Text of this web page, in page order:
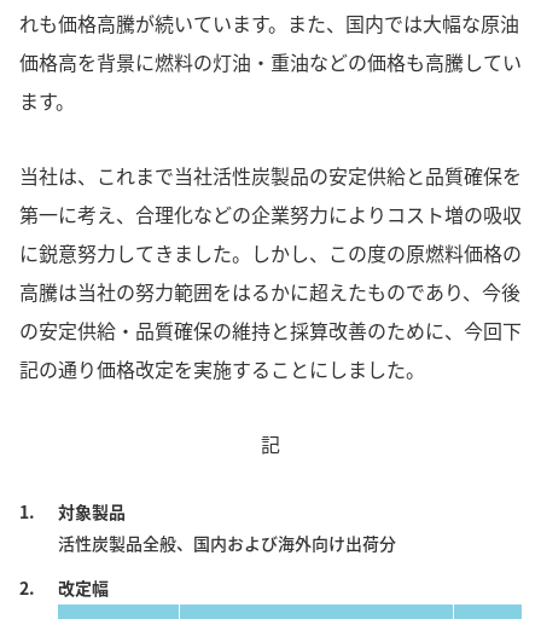
れも価格高騰が続いています。また、国内では大幅な原油
価格高を背景に燃料の灯油・重油などの価格も高騰してい
ます。
当社は、これまで当社活性炭製品の安定供給と品質確保を
第一に考え、合理化などの企業努力によりコスト増の吸収
に鋭意努力してきました。しかし、この度の原燃料価格の
高騰は当社の努力範囲をはるかに超えたものであり、今後
の安定供給・品質確保の維持と採算改善のために、今回下
記の通り価格改定を実施することにしました。
記
1.
対象製品
活性炭製品全般、国内および海外向け出荷分
2.
改定幅